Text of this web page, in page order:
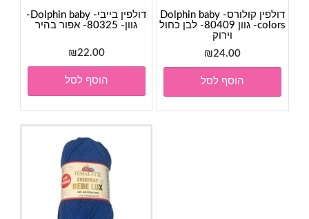
דולפין קולורס- Dolphin baby
colors- גוון 80409- לבן כחול
וירוק
₪24.00
הוסף לסל
דולפין בייבי- Dolphin baby-
גוון- 80325- אפור בהיר
₪22.00
הוסף לסל